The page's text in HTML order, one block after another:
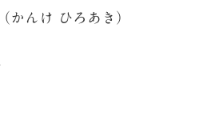
かんけ ひろあき）